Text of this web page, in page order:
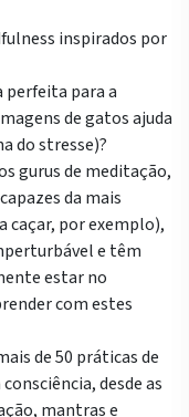
inspirados por
perfeita para a
de gatos ajuda
do stresse)?
gurus de meditação,
da mais
caçar, por exemplo),
e têm
estar no
com estes
de 50 práticas de
desde as
mantras e